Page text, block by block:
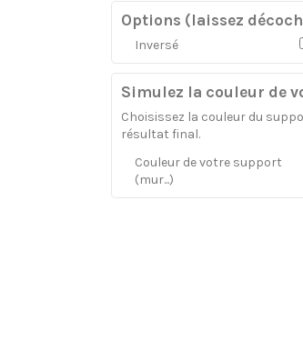
Options (laissez
Inversé
Simulez la couleur de
Choisissez la couleur du
résultat final.
Couleur de votre support
(mur...)